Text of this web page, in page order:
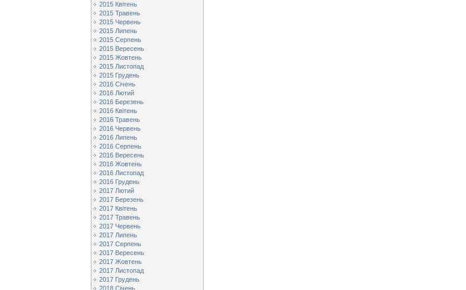
2015 Квітень
2015 Травень
2015 Червень
2015 Липень
2015 Серпень
2015 Вересень
2015 Жовтень
2015 Листопад
2015 Грудень
2016 Січень
2016 Лютий
2016 Березень
2016 Квітень
2016 Травень
2016 Червень
2016 Липень
2016 Серпень
2016 Вересень
2016 Жовтень
2016 Листопад
2016 Грудень
2017 Лютий
2017 Березень
2017 Квітень
2017 Травень
2017 Червень
2017 Липень
2017 Серпень
2017 Вересень
2017 Жовтень
2017 Листопад
2017 Грудень
2018 Січень